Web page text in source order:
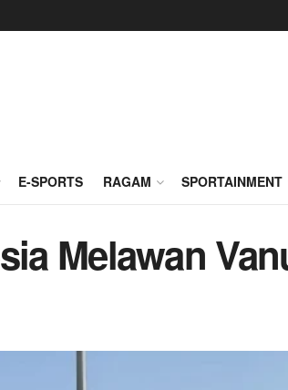
E-SPORTS RAGAM SPORTAINMENT
Melawan